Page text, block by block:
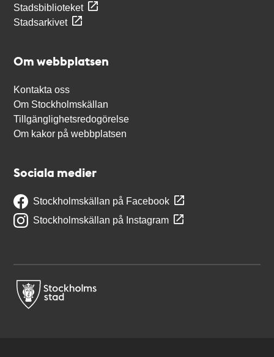
Stadsbiblioteket
Stadsarkivet
Om webbplatsen
Kontakta oss
Om Stockholmskällan
Tillgänglighetsredogörelse
Om kakor på webbplatsen
Sociala medier
Stockholmskällan på Facebook
Stockholmskällan på Instagram